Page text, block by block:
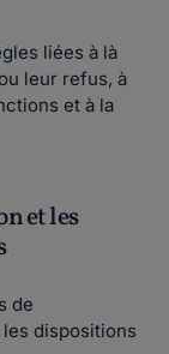
liées à là
leur refus, à
et à la
et les
de
dispositions